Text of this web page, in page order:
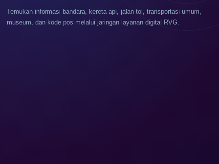
Temukan informasi bandara, kereta api, jalan tol, transportasi umum,
museum, dan kode pos melalui jaringan layanan digital RVG.